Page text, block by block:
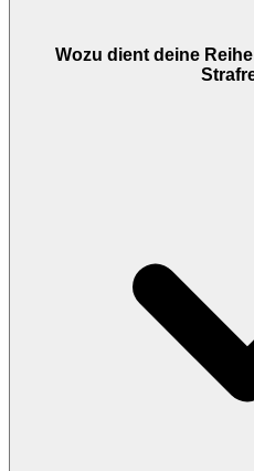
Wozu dient deine